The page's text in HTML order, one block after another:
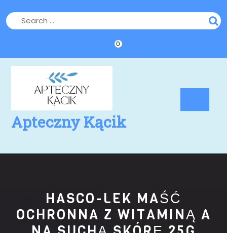
to
content
0
Apteczny Kącik
HASCO-LEK MAŚĆ
OCHRONNA Z WITAMINĄ A